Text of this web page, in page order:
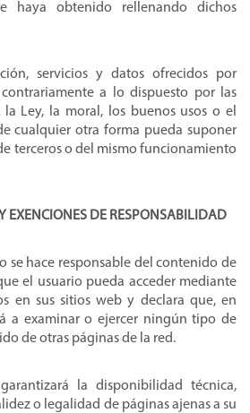
haya obtenido rellenando dichos
servicios y datos ofrecidos por
contrariamente a lo dispuesto por las
la Ley, la moral, los buenos usos o el
cualquier otra forma pueda suponer
terceros o del mismo funcionamiento
EXENCIONES DE RESPONSABILIDAD
se hace responsable del contenido de
el usuario pueda acceder mediante
en sus sitios web y declara que, en
a examinar o ejercer ningún tipo de
de otras páginas de la red.
la disponibilidad técnica,
o legalidad de páginas ajenas a su